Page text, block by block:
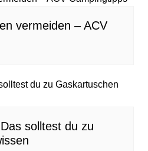
vermeiden – ACV
solltest du zu